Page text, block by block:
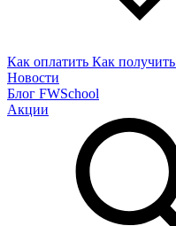
Как оплатить Как получить
Новости
Блог FWSchool
Акции